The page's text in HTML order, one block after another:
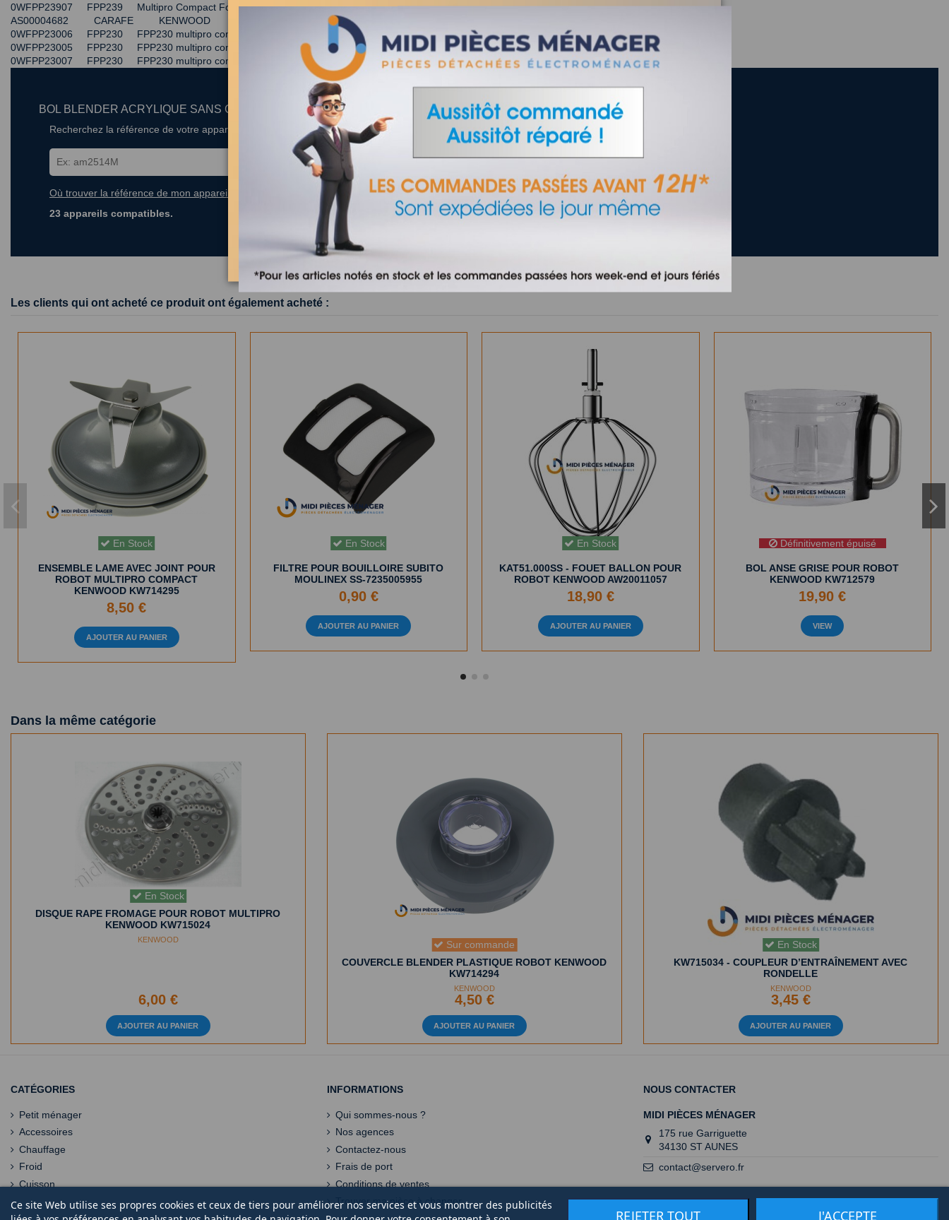
0WFPP23907 FPP239 Multipro Compact Food Processor BR KENWOOD
AS00004682 CARAFE KENWOOD
0WFPP23006 FPP230 FPP230 multipro compact FOOD PROCESSOR AE KENWOOD
0WFPP23005 FPP230 FPP230 multipro compact FOOD PROCESSOR AU KENWOOD
0WFPP23007 FPP230 FPP230 multipro compact FOOD PROCESSOR KR KENWOOD
BOL BLENDER ACRYLIQUE SANS COUTEAUX POUR ROBOT MULTIPRO COMPACT KENWOOD KW714297
Recherchez la référence de votre appareil dans la liste ci-dessous
Où trouver la référence de mon appareil ?
23 appareils compatibles.
Les clients qui ont acheté ce produit ont également acheté :
En Stock
ENSEMBLE LAME AVEC JOINT POUR
ROBOT MULTIPRO COMPACT
KENWOOD KW714295
8,50 €
AJOUTER AU PANIER
En Stock
FILTRE POUR BOUILLOIRE SUBITO
MOULINEX SS-7235005955
0,90 €
AJOUTER AU PANIER
En Stock
KAT51.000SS - FOUET BALLON POUR
ROBOT KENWOOD AW20011057
18,90 €
AJOUTER AU PANIER
Définitivement épuisé
BOL ANSE GRISE POUR ROBOT
KENWOOD KW712579
19,90 €
VIEW
Dans la même catégorie
En Stock
DISQUE RAPE FROMAGE POUR ROBOT MULTIPRO
KENWOOD KW715024
KENWOOD
6,00 €
AJOUTER AU PANIER
Sur commande
COUVERCLE BLENDER PLASTIQUE ROBOT KENWOOD
KW714294
KENWOOD
4,50 €
AJOUTER AU PANIER
En Stock
KW715034 - COUPLEUR D’ENTRAÎNEMENT AVEC
RONDELLE
KENWOOD
3,45 €
AJOUTER AU PANIER
CATÉGORIES
Petit ménager
Accessoires
Chauffage
Froid
Cuisson
INFORMATIONS
Qui sommes-nous ?
Nos agences
Contactez-nous
Frais de port
Conditions de ventes
Trouver ma pièce à changer
NOUS CONTACTER
MIDI PIÈCES MÉNAGER
175 rue Garriguette
34130 ST AUNES
contact@servero.fr
Ce site Web utilise ses propres cookies et ceux de tiers pour améliorer nos services et vous montrer des publicités
REJETER TOUT J'ACCEPTE